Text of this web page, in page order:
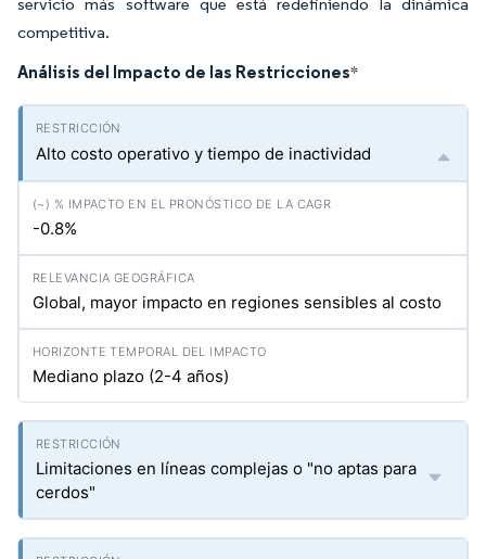
competitiva.
Análisis del Impacto de las Restricciones*
Alto costo operativo y tiempo de inactividad
-0.8%
Global, mayor impacto en regiones sensibles al costo
Mediano plazo (2-4 años)
Limitaciones en líneas complejas o "no aptas para
cerdos"